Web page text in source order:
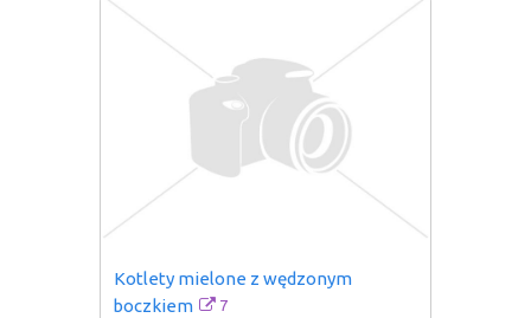
Kotlety mielone z wędzonym
boczkiem
7